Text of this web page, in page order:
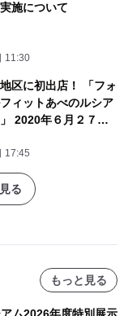
施について
11:30
区に初出店！ 「フォ
ィットあべのルシア
2020年６月２７日
ンドオープン
17:45
る
もっと見る